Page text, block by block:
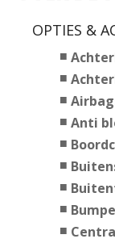
OPTIES &
Anti